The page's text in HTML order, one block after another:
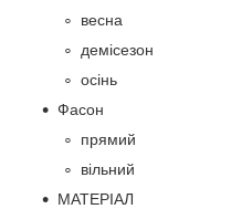
весна
демісезон
осінь
Фасон
прямий
вільний
МАТЕРІАЛ